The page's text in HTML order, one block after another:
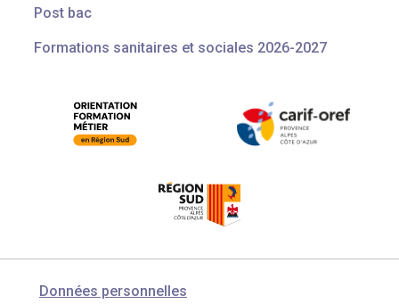
Post bac
Formations sanitaires et sociales 2026-2027
Données personnelles